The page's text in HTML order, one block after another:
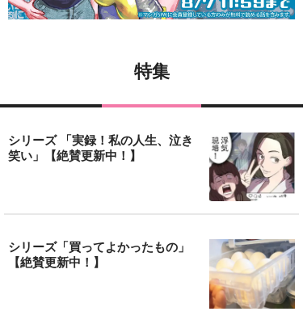
特集
シリーズ 「実録！私の人生、泣き
笑い」【絶賛更新中！】
シリーズ「買ってよかったもの」
【絶賛更新中！】